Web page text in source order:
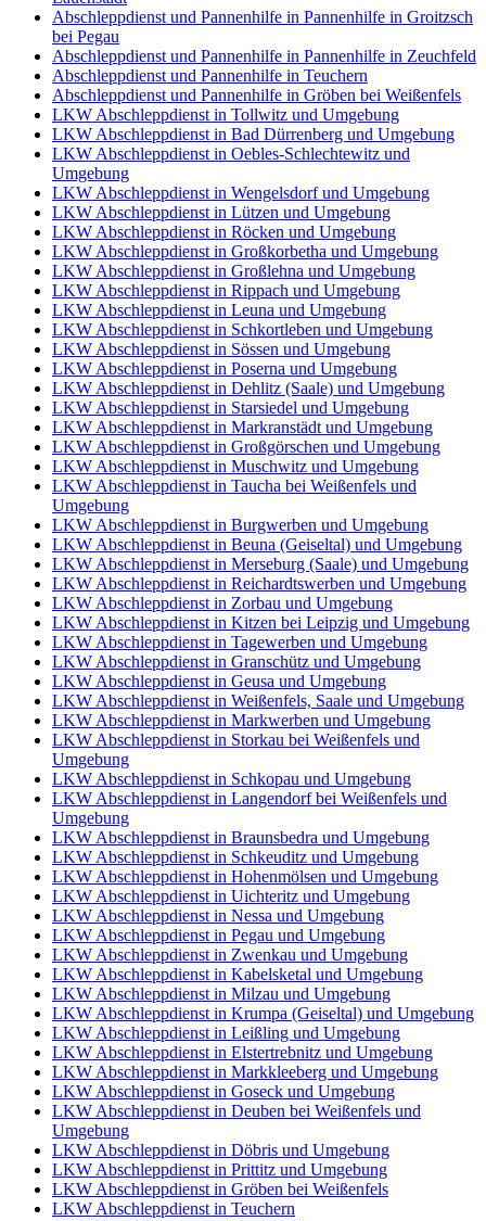
Abschleppdienst und Pannenhilfe in Pannenhilfe in Groitzsch
bei Pegau
Abschleppdienst und Pannenhilfe in Pannenhilfe in Zeuchfeld
Abschleppdienst und Pannenhilfe in Teuchern
Abschleppdienst und Pannenhilfe in Gröben bei Weißenfels
LKW Abschleppdienst in Tollwitz und Umgebung
LKW Abschleppdienst in Bad Dürrenberg und Umgebung
LKW Abschleppdienst in Oebles-Schlechtewitz und
Umgebung
LKW Abschleppdienst in Wengelsdorf und Umgebung
LKW Abschleppdienst in Lützen und Umgebung
LKW Abschleppdienst in Röcken und Umgebung
LKW Abschleppdienst in Großkorbetha und Umgebung
LKW Abschleppdienst in Großlehna und Umgebung
LKW Abschleppdienst in Rippach und Umgebung
LKW Abschleppdienst in Leuna und Umgebung
LKW Abschleppdienst in Schkortleben und Umgebung
LKW Abschleppdienst in Sössen und Umgebung
LKW Abschleppdienst in Poserna und Umgebung
LKW Abschleppdienst in Dehlitz (Saale) und Umgebung
LKW Abschleppdienst in Starsiedel und Umgebung
LKW Abschleppdienst in Markranstädt und Umgebung
LKW Abschleppdienst in Großgörschen und Umgebung
LKW Abschleppdienst in Muschwitz und Umgebung
LKW Abschleppdienst in Taucha bei Weißenfels und
Umgebung
LKW Abschleppdienst in Burgwerben und Umgebung
LKW Abschleppdienst in Beuna (Geiseltal) und Umgebung
LKW Abschleppdienst in Merseburg (Saale) und Umgebung
LKW Abschleppdienst in Reichardtswerben und Umgebung
LKW Abschleppdienst in Zorbau und Umgebung
LKW Abschleppdienst in Kitzen bei Leipzig und Umgebung
LKW Abschleppdienst in Tagewerben und Umgebung
LKW Abschleppdienst in Granschütz und Umgebung
LKW Abschleppdienst in Geusa und Umgebung
LKW Abschleppdienst in Weißenfels, Saale und Umgebung
LKW Abschleppdienst in Markwerben und Umgebung
LKW Abschleppdienst in Storkau bei Weißenfels und
Umgebung
LKW Abschleppdienst in Schkopau und Umgebung
LKW Abschleppdienst in Langendorf bei Weißenfels und
Umgebung
LKW Abschleppdienst in Braunsbedra und Umgebung
LKW Abschleppdienst in Schkeuditz und Umgebung
LKW Abschleppdienst in Hohenmölsen und Umgebung
LKW Abschleppdienst in Uichteritz und Umgebung
LKW Abschleppdienst in Nessa und Umgebung
LKW Abschleppdienst in Pegau und Umgebung
LKW Abschleppdienst in Zwenkau und Umgebung
LKW Abschleppdienst in Kabelsketal und Umgebung
LKW Abschleppdienst in Milzau und Umgebung
LKW Abschleppdienst in Krumpa (Geiseltal) und Umgebung
LKW Abschleppdienst in Leißling und Umgebung
LKW Abschleppdienst in Elstertrebnitz und Umgebung
LKW Abschleppdienst in Markkleeberg und Umgebung
LKW Abschleppdienst in Goseck und Umgebung
LKW Abschleppdienst in Deuben bei Weißenfels und
Umgebung
LKW Abschleppdienst in Döbris und Umgebung
LKW Abschleppdienst in Prittitz und Umgebung
LKW Abschleppdienst in Gröben bei Weißenfels
LKW Abschleppdienst in Teuchern